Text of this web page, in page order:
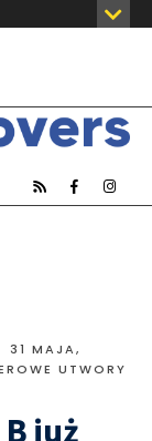
31 MAJA,
UTWORY
już